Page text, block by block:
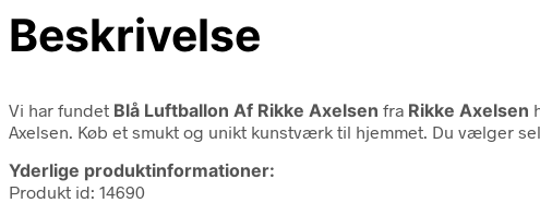
Beskrivelse
Vi har fundet Blå Luftballon Af Rikke Axelsen fra Rikke Axelsen
Axelsen. Køb et smukt og unikt kunstværk til hjemmet. Du vælger
Yderlige produktinformationer:
Produkt id: 14690